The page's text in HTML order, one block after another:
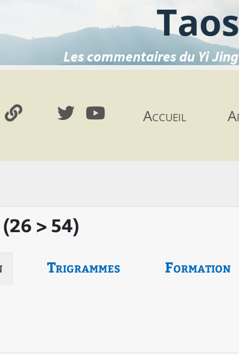
Les commentaires du Yi
Accueil
> 54)
Trigrammes Formation